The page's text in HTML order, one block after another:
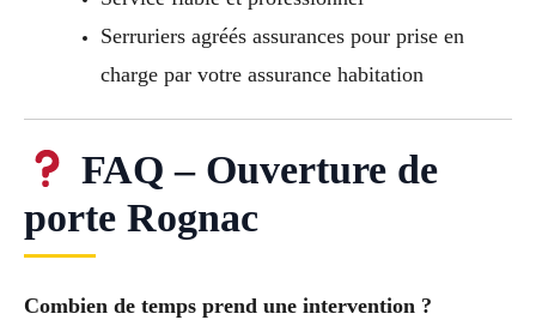
Serruriers agréés assurances pour prise en
charge par votre assurance habitation
FAQ – Ouverture de
porte Rognac
Combien de temps prend une intervention ?